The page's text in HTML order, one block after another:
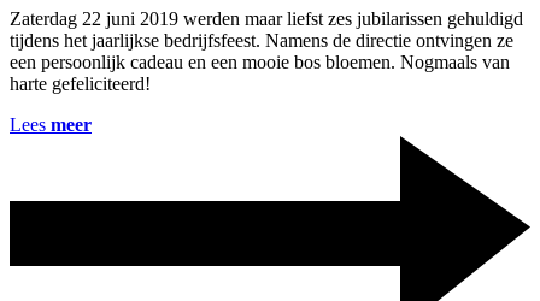
Zaterdag 22 juni 2019 werden maar liefst zes jubilarissen gehuldigd
tijdens het jaarlijkse bedrijfsfeest. Namens de directie ontvingen ze
een persoonlijk cadeau en een mooie bos bloemen. Nogmaals van
harte gefeliciteerd!
Lees meer